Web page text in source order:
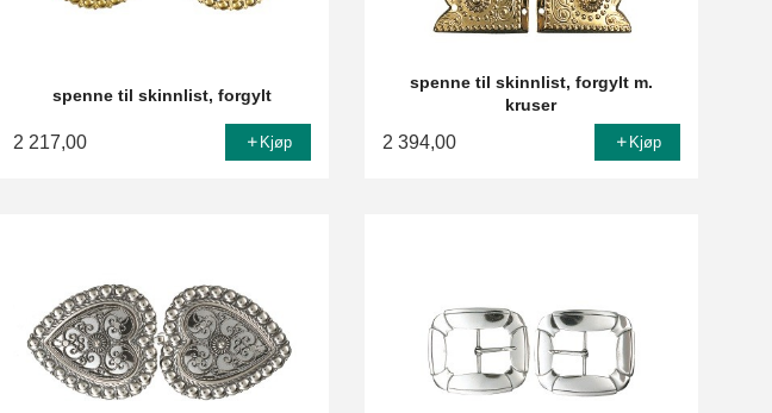
spenne til skinnlist, forgylt
2 217,00 Kjøp
spenne til skinnlist, forgylt m.
kruser
2 394,00 Kjøp